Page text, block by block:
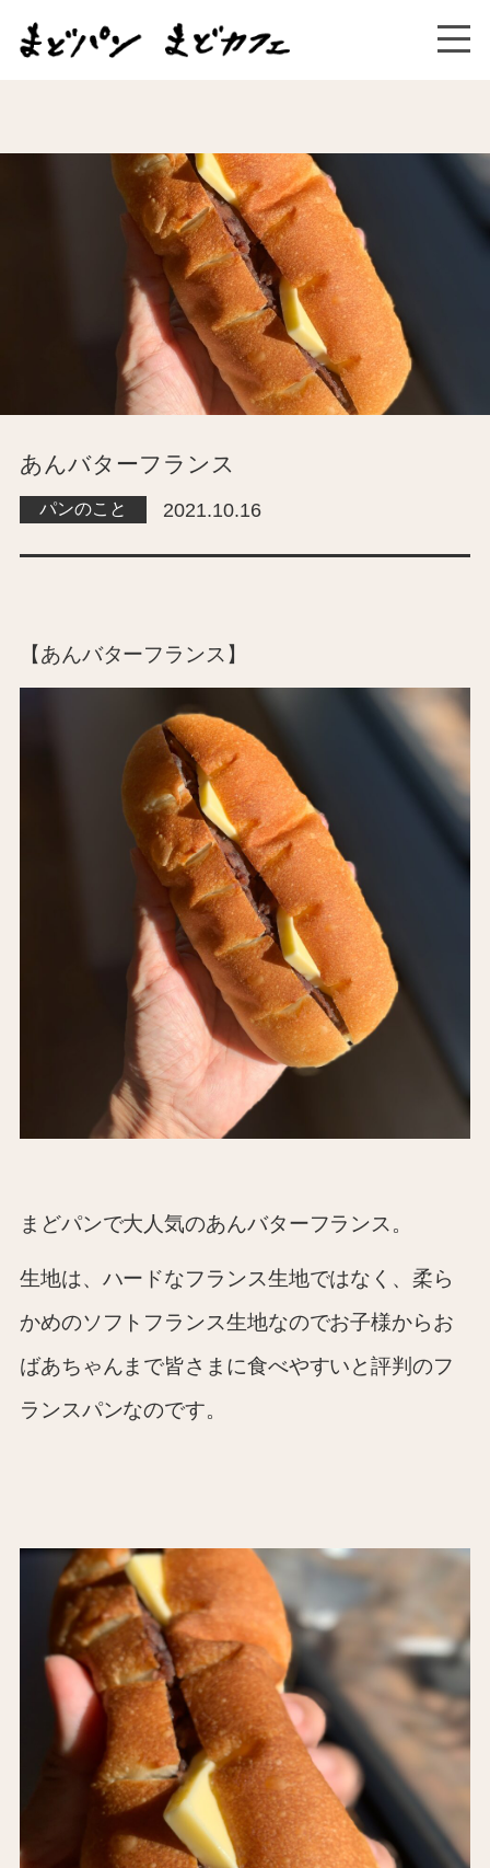
あんバターフランス
パンのこと 2021.10.16
【あんバターフランス】
まどパンで大人気のあんバターフランス。
生地は、ハードなフランス生地ではなく、柔ら
かめのソフトフランス生地なのでお子様からお
ばあちゃんまで皆さまに食べやすいと評判のフ
ランスパンなのです。